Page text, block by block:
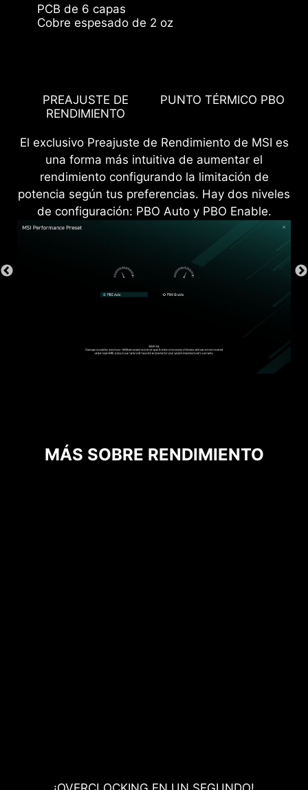
PCB de 6 capas
Cobre espesado de 2 oz
PREAJUSTE DE
RENDIMIENTO
PUNTO TÉRMICO PBO
El exclusivo Preajuste de Rendimiento de MSI es
una forma más intuitiva de aumentar el
rendimiento configurando la limitación de
potencia según tus preferencias. Hay dos niveles
de configuración: PBO Auto y PBO Enable.
MÁS SOBRE RENDIMIENTO